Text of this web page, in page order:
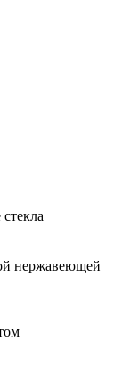
нержавеющей